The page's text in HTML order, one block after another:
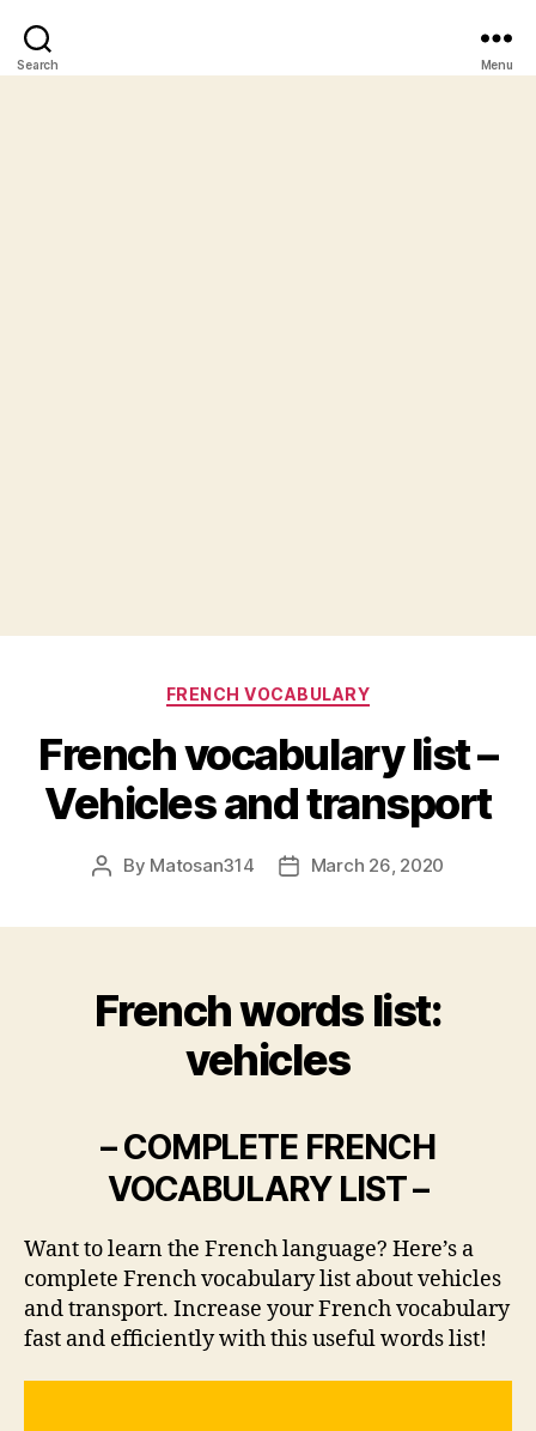
Search Menu
Categories
FRENCH VOCABULARY
French vocabulary list –
Vehicles and transport
Post
By Matosan314
PostMarch 26, 2020
French words list:
vehicles
– COMPLETE FRENCH
VOCABULARY LIST –
Want to learn the French language? Here’s a
complete French vocabulary list about vehicles
and transport. Increase your French vocabulary
fast and efficiently with this useful words list!